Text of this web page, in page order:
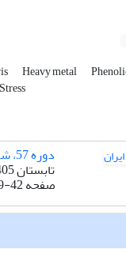
Heavy metal
Stress
دوره 57، شماره 2
تابستان 1405
صفحه42